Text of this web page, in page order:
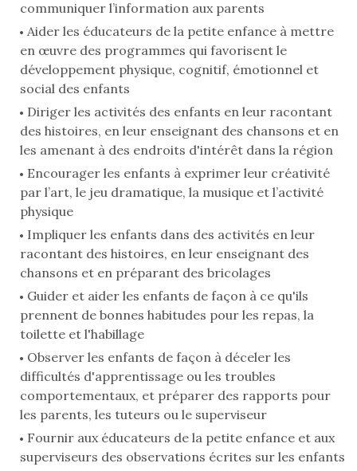
communiquer l’information aux parents
Aider les éducateurs de la petite enfance à mettre
en œuvre des programmes qui favorisent le
développement physique, cognitif, émotionnel et
social des enfants
Diriger les activités des enfants en leur racontant
des histoires, en leur enseignant des chansons et en
les amenant à des endroits d'intérêt dans la région
Encourager les enfants à exprimer leur créativité
par l’art, le jeu dramatique, la musique et l’activité
physique
Impliquer les enfants dans des activités en leur
racontant des histoires, en leur enseignant des
chansons et en préparant des bricolages
Guider et aider les enfants de façon à ce qu'ils
prennent de bonnes habitudes pour les repas, la
toilette et l'habillage
Observer les enfants de façon à déceler les
difficultés d'apprentissage ou les troubles
comportementaux, et préparer des rapports pour
les parents, les tuteurs ou le superviseur
Fournir aux éducateurs de la petite enfance et aux
superviseurs des observations écrites sur les enfants